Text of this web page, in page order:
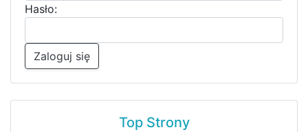
Hasło:
Zaloguj się
Top Strony